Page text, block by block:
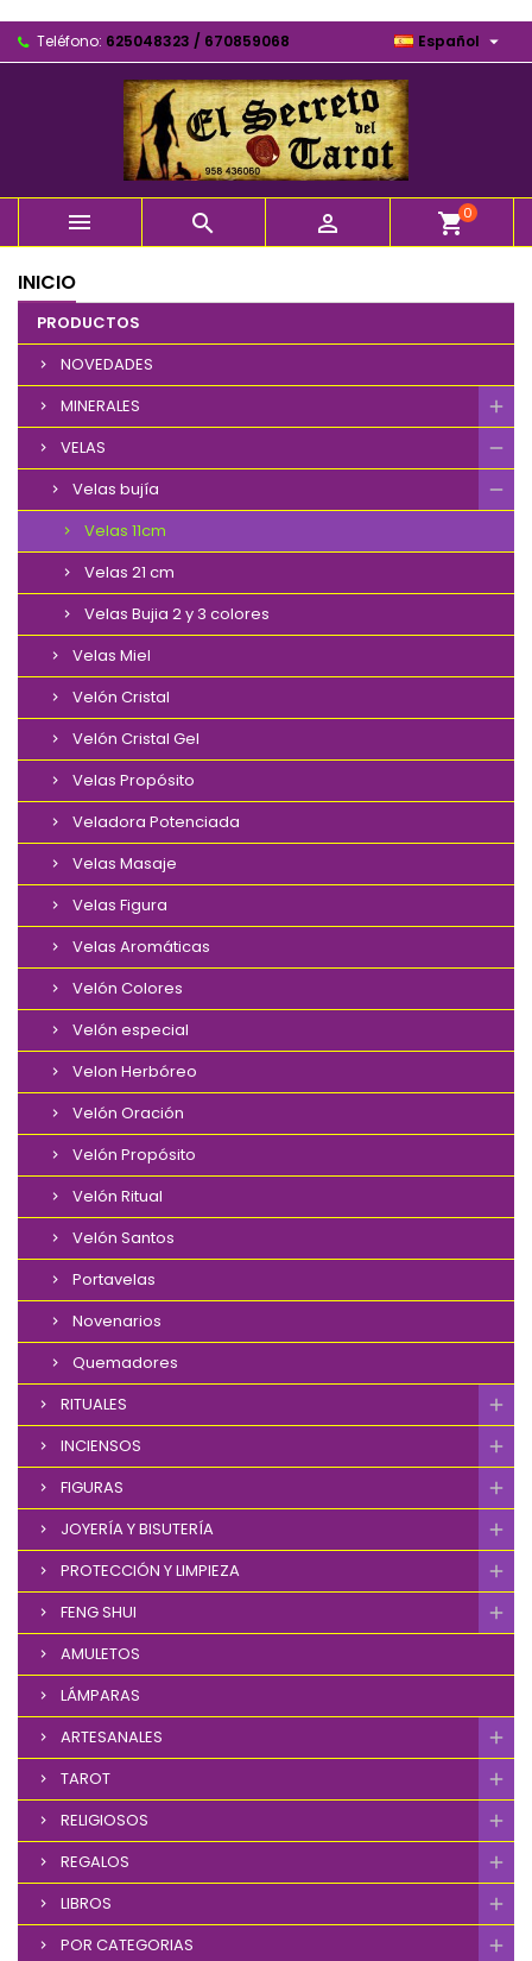
Teléfono: 625048323 / 670859068 Español 
   shopping_cart0
INICIO
PRODUCTOS
NOVEDADES
MINERALES
VELAS
Velas bujía
Velas 11cm
Velas 21 cm
Velas Bujia 2 y 3 colores
Velas Miel
Velón Cristal
Velón Cristal Gel
Velas Propósito
Veladora Potenciada
Velas Masaje
Velas Figura
Velas Aromáticas
Velón Colores
Velón especial
Velon Herbóreo
Velón Oración
Velón Propósito
Velón Ritual
Velón Santos
Portavelas
Novenarios
Quemadores
RITUALES
INCIENSOS
FIGURAS
JOYERÍA Y BISUTERÍA
PROTECCIÓN Y LIMPIEZA
FENG SHUI
AMULETOS
LÁMPARAS
ARTESANALES
TAROT
RELIGIOSOS
REGALOS
LIBROS
POR CATEGORIAS